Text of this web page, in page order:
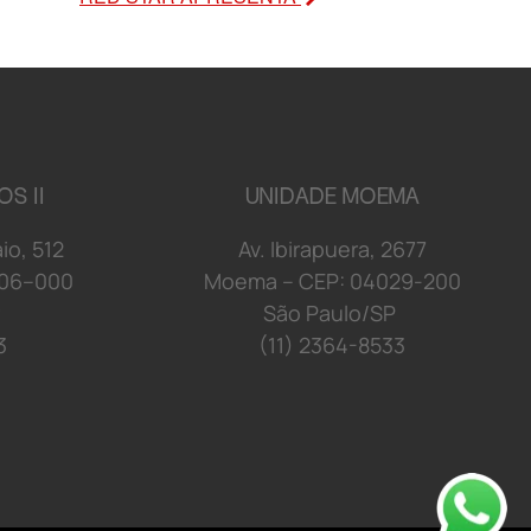
II
io, 512
–000
UNIDADE MOEMA
Av. Ibirapuera, 2677
Moema – CEP: 04029-200
São Paulo/SP
(11) 2364-8533